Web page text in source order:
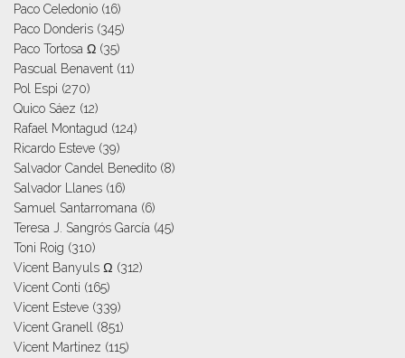
Paco Celedonio (16)
Paco Donderis (345)
Paco Tortosa Ω (35)
Pascual Benavent (11)
Pol Espi (270)
Quico Sáez (12)
Rafael Montagud (124)
Ricardo Esteve (39)
Salvador Candel Benedito (8)
Salvador Llanes (16)
Samuel Santarromana (6)
Teresa J. Sangrós García (45)
Toni Roig (310)
Vicent Banyuls Ω (312)
Vicent Conti (165)
Vicent Esteve (339)
Vicent Granell
(851)
Vicent Martinez (115)